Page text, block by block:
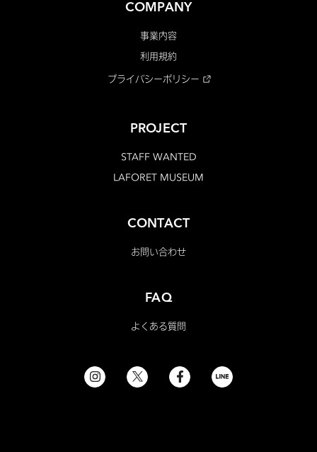
COMPANY
事業内容
利用規約
プライバシーポリシー
PROJECT
STAFF WANTED
LAFORET MUSEUM
CONTACT
お問い合わせ
FAQ
よくある質問